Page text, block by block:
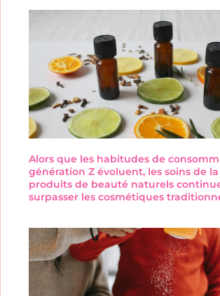
Alors que les habitudes de
génération Z évoluent, les soins de
produits de beauté naturels
surpasser les cosmétiques